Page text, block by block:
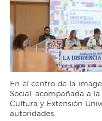
En el centro de la
Social, acompañada a
Cultura y Extensión
autoridades.